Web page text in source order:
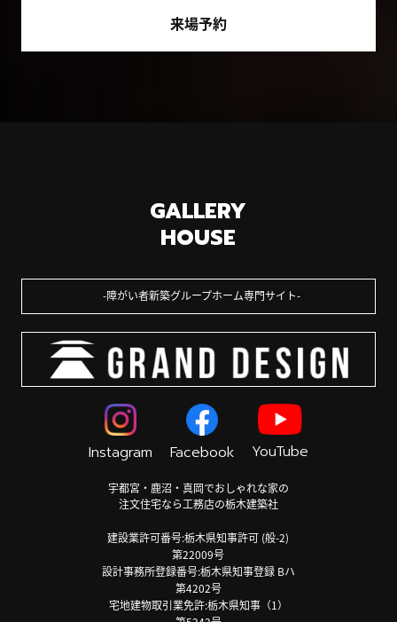
来場予約
GALLERY
HOUSE
障がい者新築グループホーム専門サイト
Instagram Facebook YouTube
宇都宮・鹿沼・真岡でおしゃれな家の
注文住宅なら工務店の栃木建築社
建設業許可番号:栃木県知事許可 (般-2)
第22009号
設計事務所登録番号:栃木県知事登録 Bハ
第4202号
宅地建物取引業免許:栃木県知事（1）